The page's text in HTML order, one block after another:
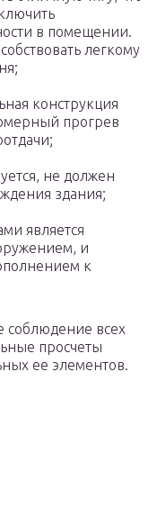
в помещении.
легкому
конструкция
прогрев
не должен
здания;
является
и
к
соблюдение всех
просчеты
ее элементов.